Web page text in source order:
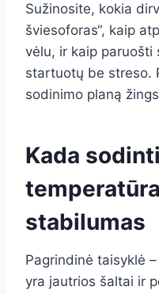
Sužinosite, kokia
šviesoforas“, kaip
vėlu, ir kaip paruošti
startuotų be streso.
sodinimo planą
Kada
stabilumas
Pagrindinė taisyklė
yra jautrios šaltai ir